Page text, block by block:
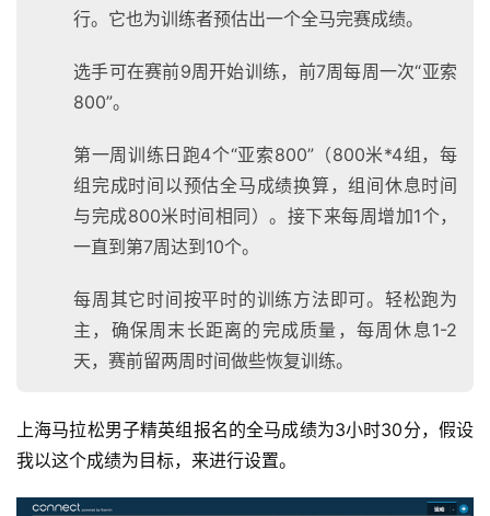
装
备
行。它也为训练者预估出一个全马完赛成绩。
选手可在赛前9周开始训练，前7周每周一次“亚索
800”。
第一周训练日跑4个“亚索800”（800米*4组，每
组完成时间以预估全马成绩换算，组间休息时间
与完成800米时间相同）。接下来每周增加1个，
一直到第7周达到10个。
每周其它时间按平时的训练方法即可。轻松跑为
主，确保周末长距离的完成质量，每周休息1-2
天，赛前留两周时间做些恢复训练。
上海马拉松男子精英组报名的全马成绩为3小时30分，假设
我以这个成绩为目标，来进行设置。